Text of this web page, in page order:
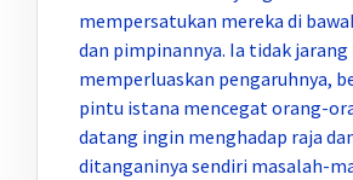
mempersatukan mereka di
dan pimpinannya. Ia tidak jarang
memperluaskan pengaruhnya,
pintu istana mencegat orang-
datang ingin menghadap raja
ditanganinya sendiri masalah-